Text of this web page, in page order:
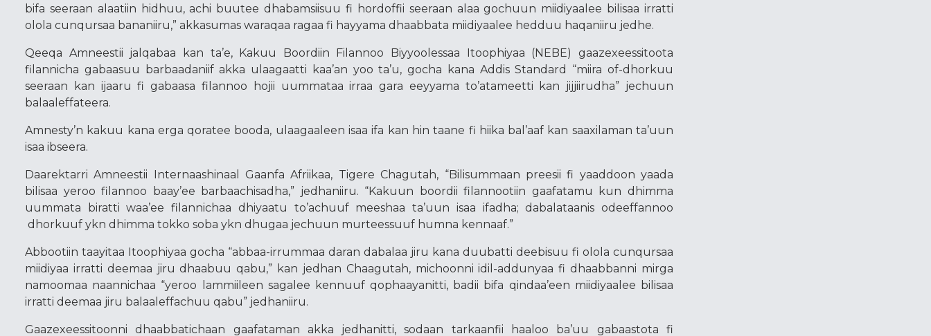
bifa seeraan alaatiin hidhuu, achi buutee dhabamsiisuu fi hordoffii seeraan alaa gochuun miidiyaalee bilisaa irratti
olola cunqursaa bananiiru,” akkasumas waraqaa ragaa fi hayyama dhaabbata miidiyaalee hedduu haqaniiru jedhe.
Qeeqa Amneestii jalqabaa kan ta’e, Kakuu Boordiin Filannoo Biyyoolessaa Itoophiyaa (NEBE) gaazexeessitoota
filannicha gabaasuu barbaadaniif akka ulaagaatti kaa’an yoo ta’u, gocha kana Addis Standard “miira of-dhorkuu
seeraan kan ijaaru fi gabaasa filannoo hojii uummataa irraa gara eeyyama to’atameetti kan jijjiirudha” jechuun
balaaleffateera.
Amnesty’n kakuu kana erga qoratee booda, ulaagaaleen isaa ifa kan hin taane fi hiika bal’aaf kan saaxilaman ta’uun
isaa ibseera.
Daarektarri Amneestii Internaashinaal Gaanfa Afriikaa, Tigere Chagutah, “Bilisummaan preesii fi yaaddoon yaada
bilisaa yeroo filannoo baay’ee barbaachisadha,” jedhaniiru. “Kakuun boordii filannootiin gaafatamu kun dhimma
uummata biratti waa’ee filannichaa dhiyaatu to’achuuf meeshaa ta’uun isaa ifadha; dabalataanis odeeffannoo
dhorkuuf ykn dhimma tokko soba ykn dhugaa jechuun murteessuuf humna kennaaf.”
Abbootiin taayitaa Itoophiyaa gocha “abbaa-irrummaa daran dabalaa jiru kana duubatti deebisuu fi olola cunqursaa
miidiyaa irratti deemaa jiru dhaabuu qabu,” kan jedhan Chaagutah, michoonni idil-addunyaa fi dhaabbanni mirga
namoomaa naannichaa “yeroo lammiileen sagalee kennuuf qophaayanitti, badii bifa qindaa’een miidiyaalee bilisaa
irratti deemaa jiru balaaleffachuu qabu” jedhaniiru.
Gaazexeessitoonni dhaabbatichaan gaafataman akka jedhanitti, sodaan tarkaanfii haaloo ba’uu gabaastota fi